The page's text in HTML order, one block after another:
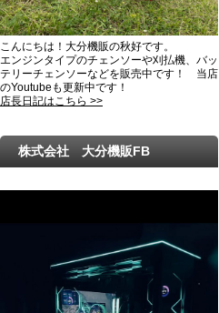
こんにちは！大分機販の秋好です。
エンジンタイプのチェンソーや刈払機、バッ
テリーチェンソーなどを販売中です！ 当店
のYoutubeも更新中です！
店長日記はこちら >>
株式会社 大分機販FB